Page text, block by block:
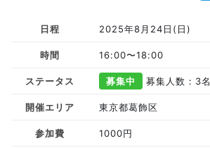
日程 2025年8月24日(日)
時間 16:00〜18:00
ステータス 募集中 募集人数：3名
開催エリア 東京都葛飾区
参加費 1000円